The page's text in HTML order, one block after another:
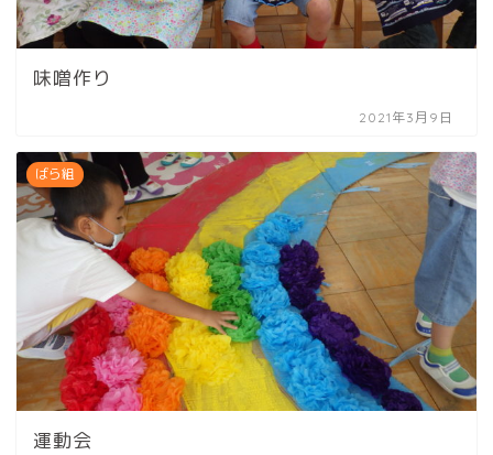
味噌作り
2021年3月9日
ばら組
運動会